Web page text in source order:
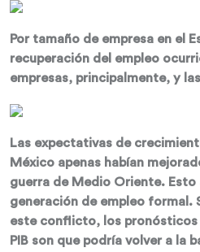
Por tamaño de empresa en el
recuperación del empleo
empresas, principalmente, y
Las expectativas de
México apenas habían
guerra de Medio Oriente. Esto
generación de empleo formal.
este conflicto, los pronósticos
PIB son que podría volver a la